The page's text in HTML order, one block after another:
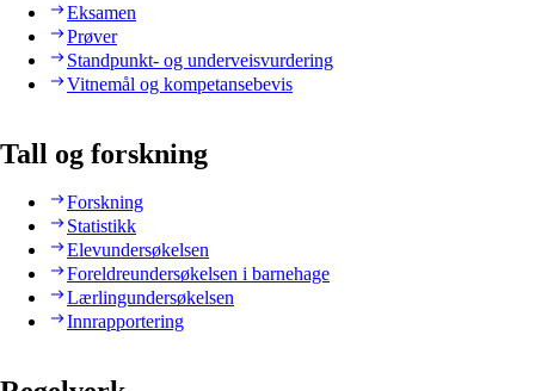
Eksamen
Prøver
Standpunkt- og underveisvurdering
Vitnemål og kompetansebevis
Tall og forskning
Forskning
Statistikk
Elevundersøkelsen
Foreldreundersøkelsen i barnehage
Lærlingundersøkelsen
Innrapportering